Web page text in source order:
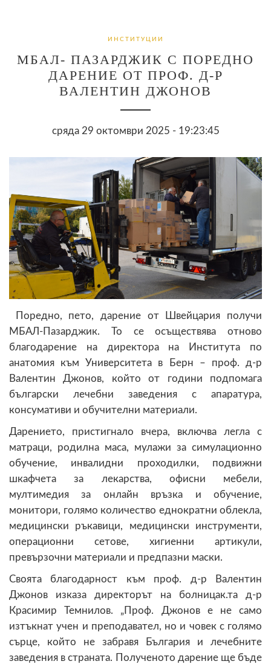
ИНСТИТУЦИИ
МБАЛ- ПАЗАРДЖИК С ПОРЕДНО
ДАРЕНИЕ ОТ ПРОФ. Д-Р
ВАЛЕНТИН ДЖОНОВ
сряда 29 октомври 2025 - 19:23:45
Поредно, пето, дарение от Швейцария получи
МБАЛ-Пазарджик. То се осъществява отново
благодарение на директора на Института по
анатомия към Университета в Берн – проф. д-р
Валентин Джонов, който от години подпомага
български лечебни заведения с апаратура,
консумативи и обучителни материали.
Дарението, пристигнало вчера, включва легла с
матраци, родилна маса, мулажи за симулационно
обучение, инвалидни проходилки, подвижни
шкафчета за лекарства, офисни мебели,
мултимедия за онлайн връзка и обучение,
монитори, голямо количество еднократни облекла,
медицински ръкавици, медицински инструменти,
операционни сетове, хигиенни артикули,
превързочни материали и предпазни маски.
Своята благодарност към проф. д-р Валентин
Джонов изказа директорът на болницак.та д-р
Красимир Темнилов. „Проф. Джонов е не само
изтъкнат учен и преподавател, но и човек с голямо
сърце, който не забравя България и лечебните
заведения в страната. Полученото дарение ще бъде